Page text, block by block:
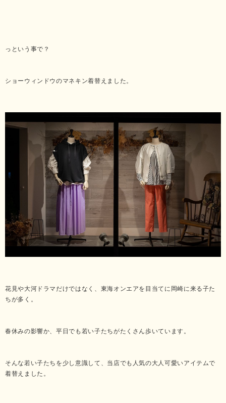
っという事で？
ショーウィンドウのマネキン着替えました。
花見や大河ドラマだけではなく、東海オンエアを目当てに岡崎に来る子た
ちが多く。
春休みの影響か、平日でも若い子たちがたくさん歩いています。
そんな若い子たちを少し意識して、当店でも人気の大人可愛いアイテムで
着替えました。